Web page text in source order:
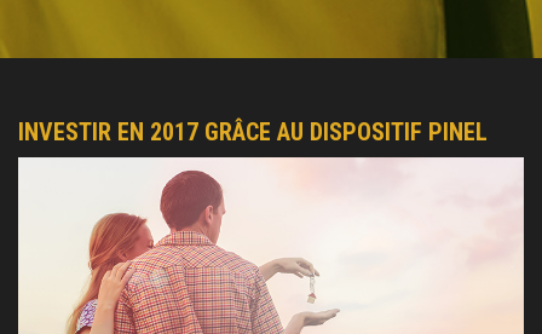
INVESTIR EN 2017 GRÂCE AU DISPOSITIF PINEL